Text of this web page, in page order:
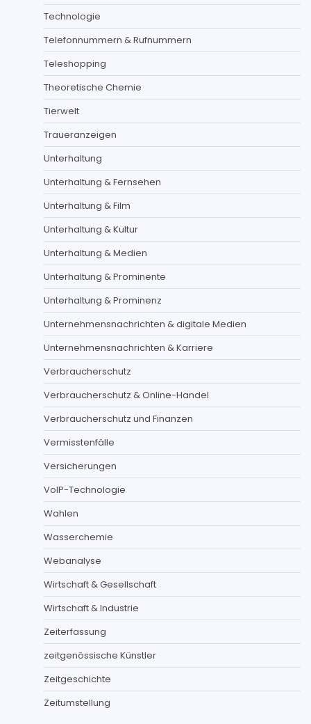
Technologie
Telefonnummern & Rufnummern
Teleshopping
Theoretische Chemie
Tierwelt
Traueranzeigen
Unterhaltung
Unterhaltung & Fernsehen
Unterhaltung & Film
Unterhaltung & Kultur
Unterhaltung & Medien
Unterhaltung & Prominente
Unterhaltung & Prominenz
Unternehmensnachrichten & digitale Medien
Unternehmensnachrichten & Karriere
Verbraucherschutz
Verbraucherschutz & Online-Handel
Verbraucherschutz und Finanzen
Vermisstenfälle
Versicherungen
VoIP-Technologie
Wahlen
Wasserchemie
Webanalyse
Wirtschaft & Gesellschaft
Wirtschaft & Industrie
Zeiterfassung
zeitgenössische Künstler
Zeitgeschichte
Zeitumstellung